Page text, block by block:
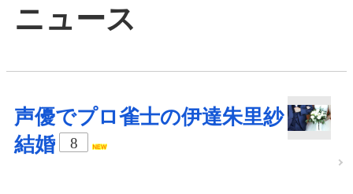
ニュース
声優でプロ雀士の伊達朱里紗
結婚
8